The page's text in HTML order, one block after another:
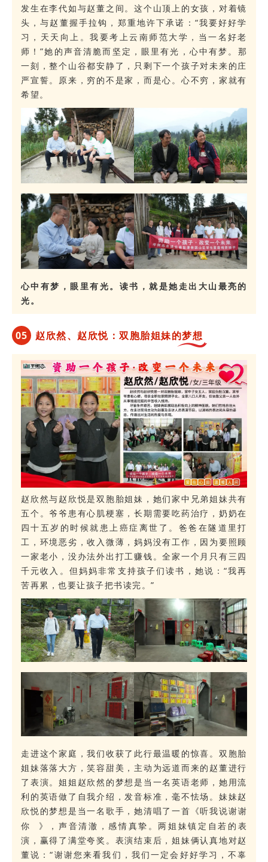
发生在李代如与赵董之间。这个山顶上的女孩，对着镜
头，与赵董握手拉钩，郑重地许下承诺：“我要好好学
习，天天向上。我要考上云南师范大学，当一名好老
师！”她的声音清脆而坚定，眼里有光，心中有梦。那
一刻，整个山谷都安静了，只剩下一个孩子对未来的庄
严宣誓。原来，穷的不是家，而是心。心不穷，家就有
希望。
心中有梦，眼里有光。读书，就是她走出大山最亮的
光。
05 赵欣然、赵欣悦：双胞胎姐妹的梦想
赵欣然与赵欣悦是双胞胎姐妹，她们家中兄弟姐妹共有
五个。爷爷患有心肌梗塞，长期需要吃药治疗，奶奶在
四十五岁的时候就患上癌症离世了。爸爸在隧道里打
工，环境恶劣，收入微薄，妈妈没有工作，因为要照顾
一家老小，没办法外出打工赚钱。全家一个月只有三四
千元收入。但妈妈非常支持孩子们读书，她说：“我再
苦再累，也要让孩子把书读完。”
走进这个家庭，我们收获了此行最温暖的惊喜。双胞胎
姐妹落落大方，笑容甜美，主动为远道而来的赵董进行
了表演。姐姐赵欣然的梦想是当一名英语老师，她用流
利的英语做了自我介绍，发音标准，毫不怯场。妹妹赵
欣悦的梦想是当一名歌手，她清唱了一首《听我说谢谢
你
》，声音清澈，感情真挚。两姐妹镇定自若的表
演，赢得了满堂夸奖。表演结束后，姐妹俩认真地对赵
董说：“谢谢您来看我们，我们一定会好好学习，不辜